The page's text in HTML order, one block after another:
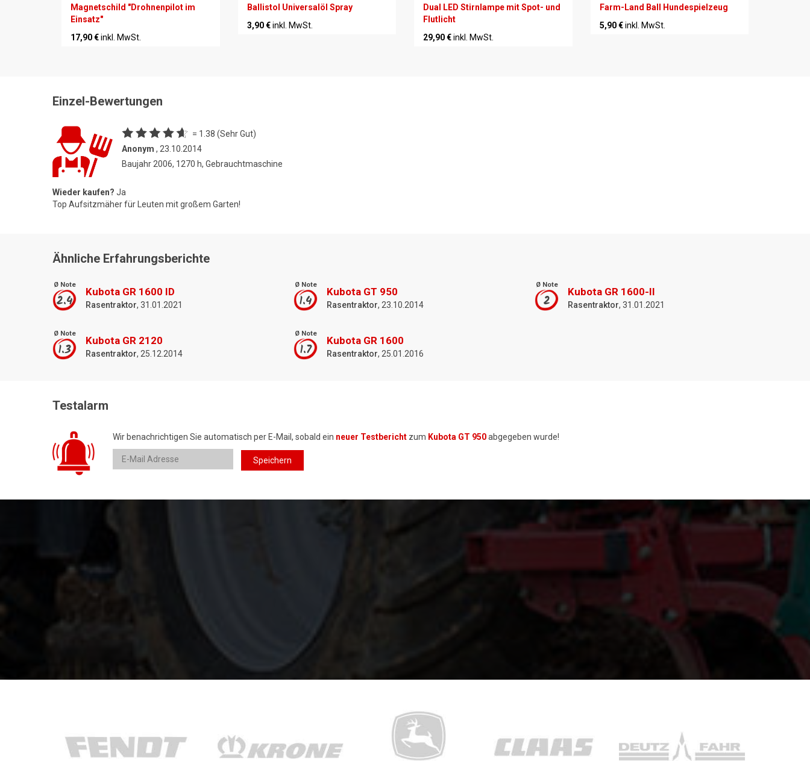
Magnetschild "Drohnenpilot im
Einsatz"
17,90 €inkl. MwSt.
Ballistol Universalöl Spray
3,90 € inkl. MwSt.
Dual LED Stirnlampe mit Spot- und
Flutlicht
29,90 €inkl. MwSt.
Farm-Land Ball Hundespielzeug
5,90 € inkl. MwSt.
Einzel-Bewertungen
= 1.38 (Sehr Gut)
Anonym , 23.10.2014
Baujahr 2006, 1270 h, Gebrauchtmaschine
Wieder kaufen? Ja
Top Aufsitzmäher für Leuten mit großem Garten!
Ähnliche Erfahrungsberichte
Ø Note
2.4
Kubota GR 1600 ID
Rasentraktor, 31.01.2021
Ø Note
1.4
Kubota GT 950
Rasentraktor, 23.10.2014
Ø Note
2
Kubota GR 1600-II
Rasentraktor, 31.01.2021
Ø Note
1.3
Kubota GR 2120
Rasentraktor, 25.12.2014
Ø Note
1.7
Kubota GR 1600
Rasentraktor, 25.01.2016
Testalarm
Wir benachrichtigen Sie automatisch per E-Mail, sobald ein neuer Testbericht zum Kubota GT 950abgegeben wurde!
Speichern